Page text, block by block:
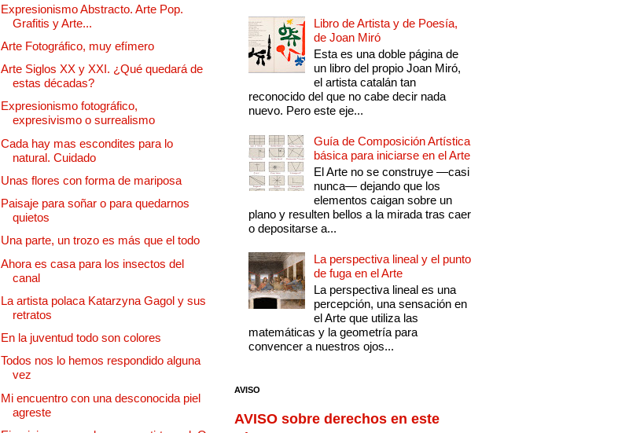
Expresionismo Abstracto. Arte Pop.
Grafitis y Arte...
Arte Fotográfico, muy efímero
Arte Siglos XX y XXI. ¿Qué quedará de
estas décadas?
Expresionismo fotográfico,
expresivismo o surrealismo
Cada hay mas escondites para lo
natural. Cuidado
Unas flores con forma de mariposa
Paisaje para soñar o para quedarnos
quietos
Una parte, un trozo es más que el todo
Ahora es casa para los insectos del
canal
La artista polaca Katarzyna Gagol y sus
retratos
En la juventud todo son colores
Todos nos lo hemos respondido alguna
vez
Mi encuentro con una desconocida piel
agreste
Libro de Artista y de Poesía,
de Joan Miró
Esta es una doble página de
un libro del propio Joan Miró,
el artista catalán tan
reconocido del que no cabe decir nada
nuevo. Pero este eje...
Guía de Composición Artística
básica para iniciarse en el Arte
El Arte no se construye —casi
nunca— dejando que los
elementos caigan sobre un
plano y resulten bellos a la mirada tras caer
o depositarse a...
La perspectiva lineal y el punto
de fuga en el Arte
La perspectiva lineal es una
percepción, una sensación en
el Arte que utiliza las
matemáticas y la geometría para
convencer a nuestros ojos...
AVISO
AVISO sobre derechos en este